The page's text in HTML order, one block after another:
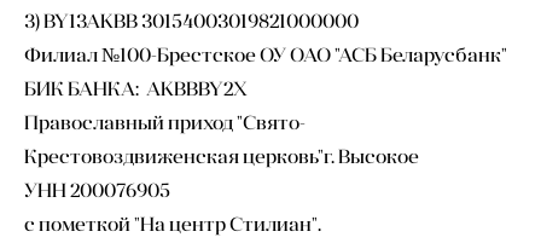
3) BY13AKBB 30154003019821000000
Филиал №100-Брестское ОУ ОАО "АСБ Беларусбанк"
БИК БАНКА: AKBBBY2X
Православный приход "Свято-
Крестовоздвиженская церковь"г. Высокое
УНН 200076905
с пометкой "На центр Стилиан".